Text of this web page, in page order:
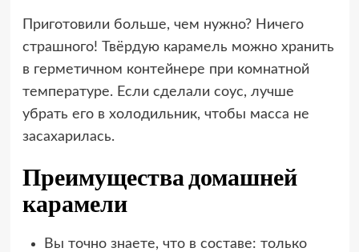
Приготовили больше, чем нужно? Ничего
страшного! Твёрдую карамель можно хранить
в герметичном контейнере при комнатной
температуре. Если сделали соус, лучше
убрать его в холодильник, чтобы масса не
засахарилась.
Преимущества домашней
карамели
Вы точно знаете, что в составе: только